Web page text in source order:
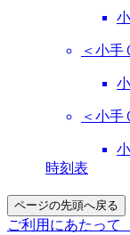
＜小手
＜小手
時刻表
ページの先頭へ戻る
ご利用にあたって